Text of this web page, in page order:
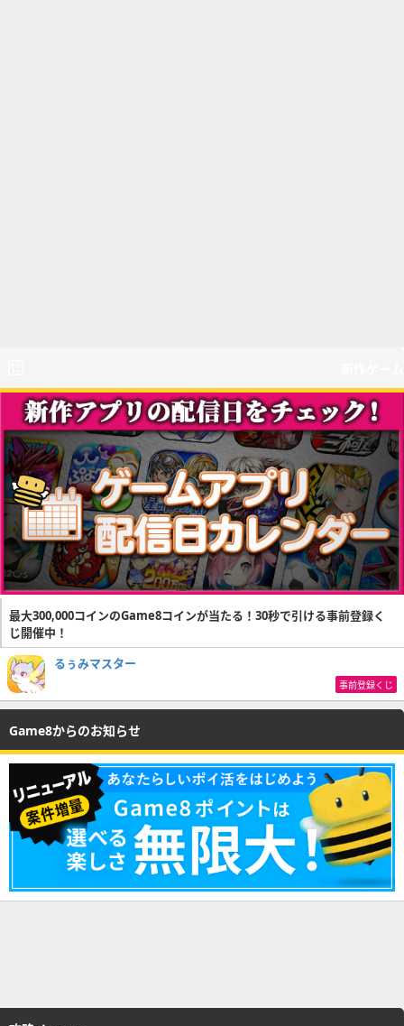
最大300,000コインのGame8コインが当たる！30秒で引ける事前登録く
じ開催中！
るぅみマスター
事前登録くじ
Game8からのお知らせ